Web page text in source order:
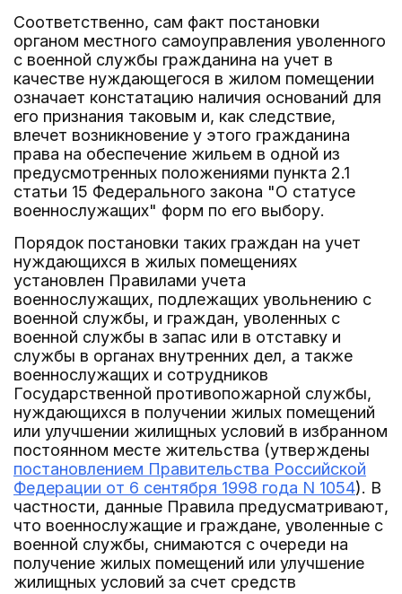
Соответственно, сам факт постановки
органом местного самоуправления уволенного
с военной службы гражданина на учет в
качестве нуждающегося в жилом помещении
означает констатацию наличия оснований для
его признания таковым и, как следствие,
влечет возникновение у этого гражданина
права на обеспечение жильем в одной из
предусмотренных положениями пункта 2.1
статьи 15 Федерального закона "О статусе
военнослужащих" форм по его выбору.
Порядок постановки таких граждан на учет
нуждающихся в жилых помещениях
установлен Правилами учета
военнослужащих, подлежащих увольнению с
военной службы, и граждан, уволенных с
военной службы в запас или в отставку и
службы в органах внутренних дел, а также
военнослужащих и сотрудников
Государственной противопожарной службы,
нуждающихся в получении жилых помещений
или улучшении жилищных условий в избранном
постоянном месте жительства (утверждены
постановлением Правительства Российской
Федерации от 6 сентября 1998 года N 1054). В
частности, данные Правила предусматривают,
что военнослужащие и граждане, уволенные с
военной службы, снимаются с очереди на
получение жилых помещений или улучшение
жилищных условий за счет средств